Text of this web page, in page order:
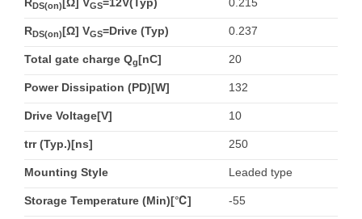
DS(on) GS
RDS(on)[Ω] VGS=Drive (Typ) 0.237
Total gate charge Qg[nC] 20
Power Dissipation (PD)[W] 132
Drive Voltage[V] 10
trr (Typ.)[ns] 250
Mounting Style Leaded type
Storage Temperature (Min)[℃] -55